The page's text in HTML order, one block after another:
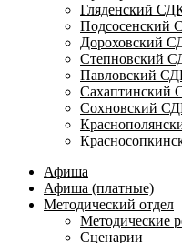
Гляденский
Подсосенский
Дороховский
Степновский
Павловский
Сахаптинский
Сохновский
Афиша
Афиша (платные)
Методический отдел
Методические
Сценарии